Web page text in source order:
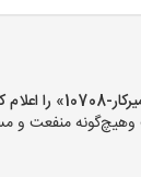
کنید»
منفعت و